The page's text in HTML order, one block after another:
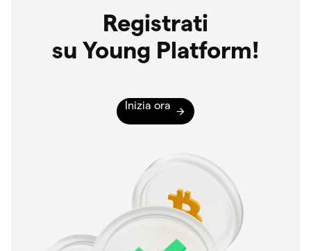
Registrati
su Young Platform!
Inizia ora